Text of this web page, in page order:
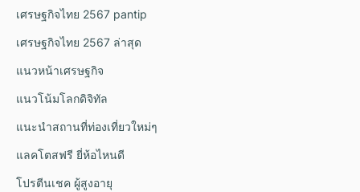
เศรษฐกิจไทย 2567 pantip
เศรษฐกิจไทย 2567 ล่าสุด
แนวหน้าเศรษฐกิจ
แนวโน้มโลกดิจิทัล
แนะนำสถานที่ท่องเที่ยวใหม่ๆ
แลคโตสฟรี ยี่ห้อไหนดี
โปรตีนเชค ผู้สูงอายุ